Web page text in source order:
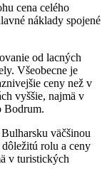
cena celého
náklady spojené
od lacných
Všeobecne je
ceny než v
vyššie, najmä v
Bodrum.
väčšinou
rolu a ceny
v turistických